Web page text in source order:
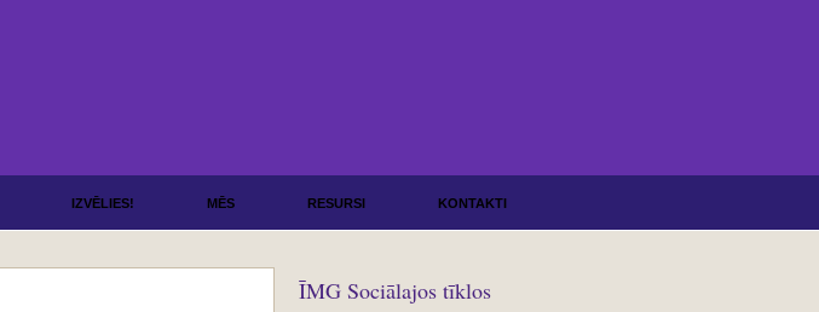
IZVĒLIES! MĒS RESURSI KONTAKTI
ĪMG Sociālajos tīklos